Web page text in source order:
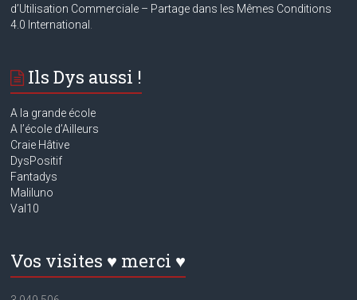
d’Utilisation Commerciale – Partage dans les Mêmes Conditions
4.0 International
Ils Dys aussi !
A la grande école
A l’école d’Ailleurs
Craie Hâtive
DysPositif
Fantadys
Maliluno
Val10
Vos visites ♥ merci ♥